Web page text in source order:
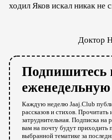
ходил Яков искал никак не
Доктор
Подпишитесь
Каждую неделю Jaaj.Club
рассказов и стихов. Прочитать
затруднительная. Подписка на
вам на почту будут приходить
выбранной тематике за